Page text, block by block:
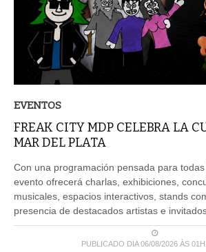
EVENTOS
FREAK CITY MDP CELEBRA LA
MAR DEL PLATA
Con una programación pensada para
evento ofrecerá charlas, exhibiciones,
musicales, espacios interactivos, stands
presencia de destacados artistas e
PUBLICADO DIA 06/08/2026 ÀS